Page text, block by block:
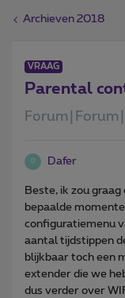
Archieven 2018
VRAAG
Parental
D Dafer
Beste, ik zou
bepaalde
configuratiemenu
aantal tijdstippen
blijkbaar toch een
extender die we
dus verder over